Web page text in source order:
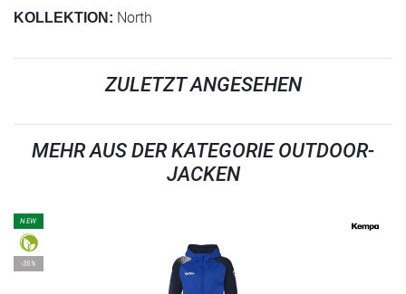
KOLLEKTION: North
ZULETZT ANGESEHEN
MEHR AUS DER KATEGORIE OUTDOOR-
JACKEN
NEW
-35%